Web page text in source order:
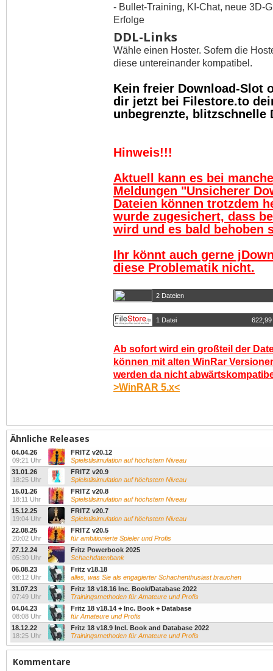
- Bullet-Training, KI-Chat, neue 3D-
Erfolge
DDL-Links
Wähle einen Hoster. Sofern die
diese untereinander kompatibel.
Kein freier Download-Slot
dir jetzt bei Filestore.to
unbegrenzte, blitzschnelle
Hinweis!!!
Aktuell kann es bei
Meldungen "Unsicherer
Dateien können trotzdem
wurde zugesichert, dass
wird und es bald behoben
Ihr könnt auch gerne
diese Problematik nicht.
2 Dateien
1 Datei 622,99
Ab sofort wird ein großteil der
können mit alten WinRar
werden da nicht
>WinRAR 5.x<
Ähnliche Releases
04.04.26
09:21 Uhr
FRITZ v20.12
Spielstilsimulation auf höchstem Niveau
31.01.26
18:25 Uhr
FRITZ v20.9
Spielstilsimulation auf höchstem Niveau
15.01.26
18:11 Uhr
FRITZ v20.8
Spielstilsimulation auf höchstem Niveau
15.12.25
19:04 Uhr
FRITZ v20.7
Spielstilsimulation auf höchstem Niveau
22.08.25
20:02 Uhr
FRITZ v20.5
für ambitionierte Spieler und Profis
27.12.24
05:30 Uhr
Fritz Powerbook 2025
Schachdatenbank
06.08.23
08:12 Uhr
Fritz v18.18
alles, was Sie als engagierter Schachenthusiast brauchen
31.07.23
07:49 Uhr
Fritz 18 v18.16 Inc. Book/Database 2022
Trainingsmethoden für Amateure und Profis
04.04.23
08:08 Uhr
Fritz 18 v18.14 + Inc. Book + Database
für Amateure und Profis
18.12.22
18:25 Uhr
Fritz 18 v18.9 Incl. Book and Database 2022
Trainingsmethoden für Amateure und Profis
Kommentare